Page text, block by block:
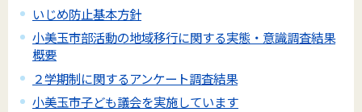
いじめ防止基本方針
小美玉市部活動の地域移行に関する実態・意識調査結果
概要
２学期制に関するアンケート調査結果
小美玉市子ども議会を実施しています